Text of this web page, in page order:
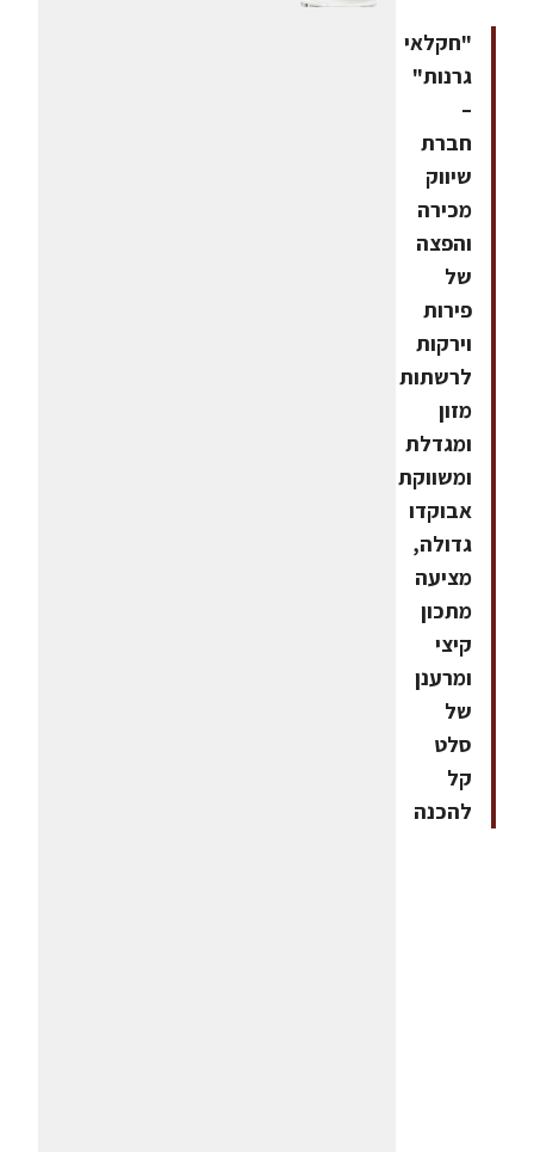
"חקלאי
גרנות"
–
חברת
שיווק
מכירה
והפצה
של
פירות
וירקות
לרשתות
מזון
ומגדלת
ומשווקת
אבוקדו
גדולה,
מציעה
מתכון
קיצי
ומרענן
של
סלט
קל
להכנה